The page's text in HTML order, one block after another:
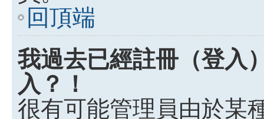
回頂端
我過去已經註冊（登入
入？！
很有可能管理員由於某